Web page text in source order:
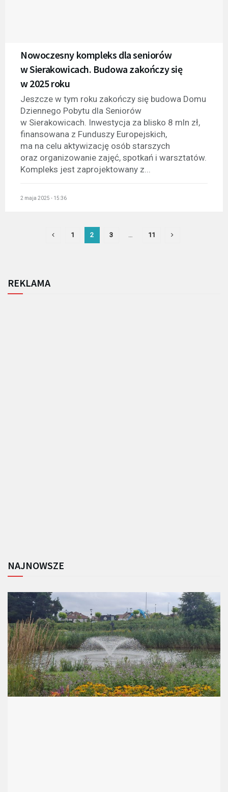
Nowoczesny kompleks dla seniorów
w Sierakowicach. Budowa zakończy się
w 2025 roku
Jeszcze w tym roku zakończy się budowa Domu
Dziennego Pobytu dla Seniorów
w Sierakowicach. Inwestycja za blisko 8 mln zł,
finansowana z Funduszy Europejskich,
ma na celu aktywizację osób starszych
oraz organizowanie zajęć, spotkań i warsztatów.
Kompleks jest zaprojektowany z...
2 maja 2025 - 15:36
1 2 3 … 11
REKLAMA
NAJNOWSZE